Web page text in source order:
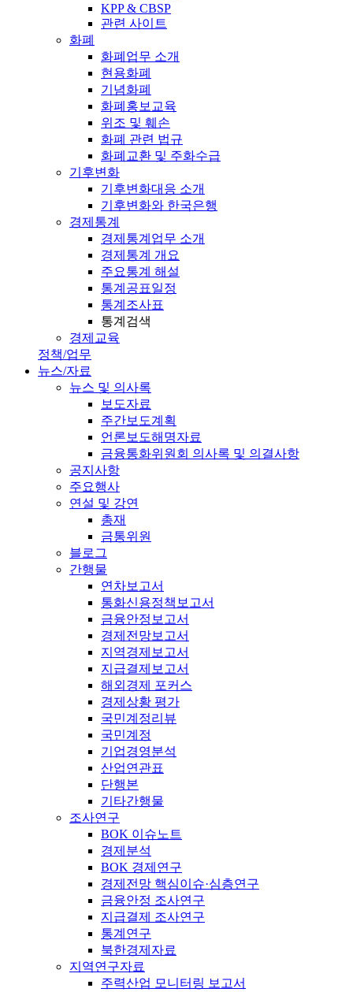
KPP & CBSP
관련 사이트
화폐
화폐업무 소개
현용화폐
기념화폐
화폐홍보교육
위조 및 훼손
화폐 관련 법규
화폐교환 및 주화수급
기후변화
기후변화대응 소개
기후변화와 한국은행
경제통계
경제통계업무 소개
경제통계 개요
주요통계 해설
통계공표일정
통계조사표
통계검색
경제교육
정책/업무
뉴스/자료
뉴스 및 의사록
보도자료
주간보도계획
언론보도해명자료
금융통화위원회 의사록 및 의결사항
공지사항
주요행사
연설 및 강연
총재
금통위원
블로그
간행물
연차보고서
통화신용정책보고서
금융안정보고서
경제전망보고서
지역경제보고서
지급결제보고서
해외경제 포커스
경제상황 평가
국민계정리뷰
국민계정
기업경영분석
산업연관표
단행본
기타간행물
조사연구
BOK 이슈노트
경제분석
BOK 경제연구
경제전망 핵심이슈·심층연구
금융안정 조사연구
지급결제 조사연구
통계연구
북한경제자료
지역연구자료
주력산업 모니터링 보고서